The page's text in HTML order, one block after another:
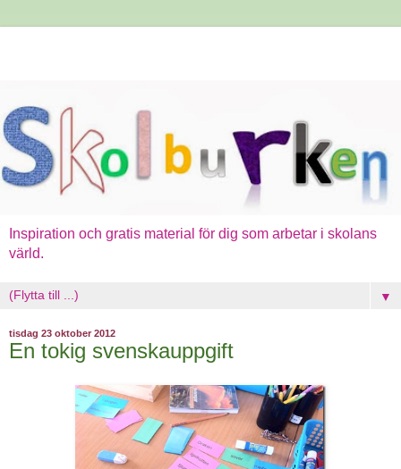
Inspiration och gratis material för dig som arbetar i skolans
värld.
▼
tisdag 23 oktober 2012
En tokig svenskauppgift